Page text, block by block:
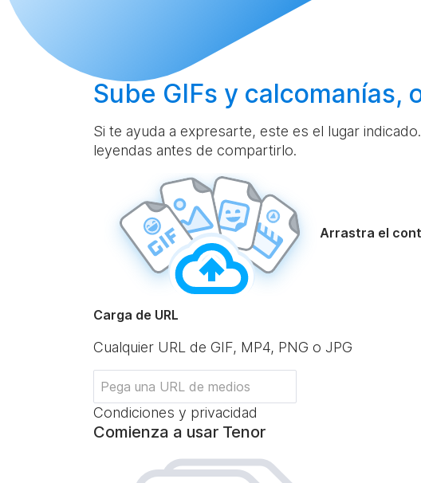
Sube GIFs y calcomanías,
Si te ayuda a expresarte, este es el lugar
leyendas antes de compartirlo.
Arrastra el
Carga de URL
Cualquier URL de GIF, MP4, PNG o JPG
Condiciones y privacidad
Comienza a usar Tenor